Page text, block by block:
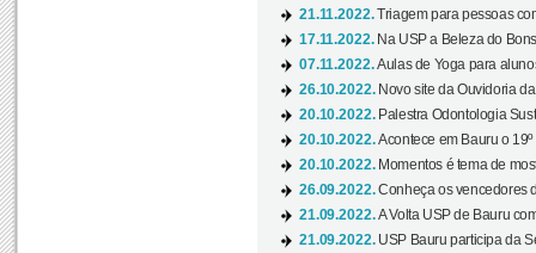
21.11.2022.Triagem para pessoas
17.11.2022. Na USP a Beleza do
07.11.2022.Aulas de Yoga para
26.10.2022. Novo site da Ouvidoria
20.10.2022. Palestra Odontologia
20.10.2022.Acontece em Bauru o 19º
20.10.2022. Momentos é tema de
26.09.2022.Conheça os vencedores
21.09.2022.A Volta USP de Bauru
21.09.2022. USP Bauru participa da